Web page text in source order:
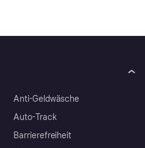
Anti-Geldwäsche
Auto-Track
Barrierefreiheit